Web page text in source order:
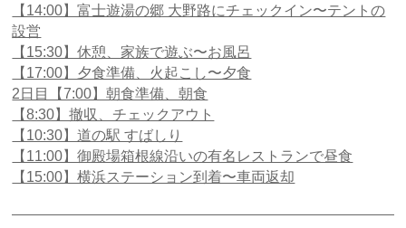
【14:00】富士遊湯の郷 大野路にチェックイン〜テントの
設営
【15:30】休憩、家族で遊ぶ〜お風呂
【17:00】夕食準備、火起こし〜夕食
2日目【7:00】朝食準備、朝食
【8:30】撤収、チェックアウト
【10:30】道の駅 すばしり
【11:00】御殿場箱根線沿いの有名レストランで昼食
【15:00】横浜ステーション到着〜車両返却